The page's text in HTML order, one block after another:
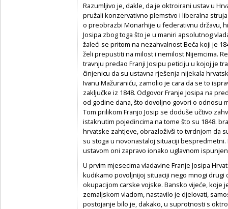
Razumljivo je, dakle, da je oktroirani ustav u
pružali konzervativno plemstvo i liberalna
o preobrazbi Monarhije u federativnu državu,
Josipa zbog toga što je u maniri apsolutnog
žaleći se pritom na nezahvalnost Beča koji je
želi prepustiti na milost i nemilost Nijemcima.
travnju predao Franji Josipu peticiju u kojoj je
činjenicu da su ustavna rješenja nijekala
Ivanu Mažuraniću, zamolio je cara da se to
zaključke iz 1848. Odgovor Franje Josipa na
od godine dana, što dovoljno govori o odnosu
Tom prilikom Franjo Josip se doduše učtivo
istaknutim pojedincima na tome što su 1848.
hrvatske zahtjeve, obrazloživši to tvrdnjom da
su stoga u novonastaloj situaciji
ustavom oni zapravo ionako uglavnom
U prvim mjesecima vladavine Franje Josipa
kudikamo povoljnijoj situaciji nego mnogi
okupacijom carske vojske. Bansko vijeće, koje
zemaljskom vladom, nastavilo je djelovati,
postojanje bilo je, dakako, u suprotnosti s